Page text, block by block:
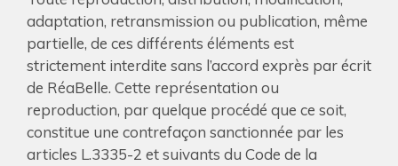
adaptation, retransmission ou publication, même
partielle, de ces différents éléments est
strictement interdite sans l’accord exprès par écrit
de RéaBelle. Cette représentation ou
reproduction, par quelque procédé que ce soit,
constitue une contrefaçon sanctionnée par les
articles L.3335-2 et suivants du Code de la